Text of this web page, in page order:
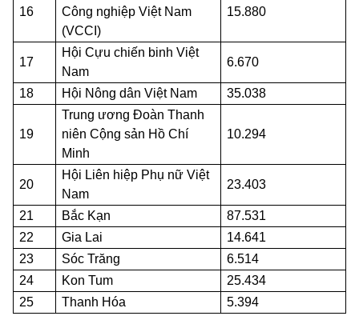
16
Công nghiệp Việt Nam
(VCCI)
15.880
17
Hội Cựu chiến binh Việt
Nam
6.670
18 Hội Nông dân Việt Nam 35.038
19
Trung ương Đoàn Thanh
niên Cộng sản Hồ Chí
Minh
10.294
20
Hội Liên hiệp Phụ nữ Việt
Nam
23.403
21 Bắc Kạn
87.531
22
Gia Lai
14.641
23
Sóc Trăng
6.514
24
Kon Tum
25.434
25
Thanh Hóa 5.394